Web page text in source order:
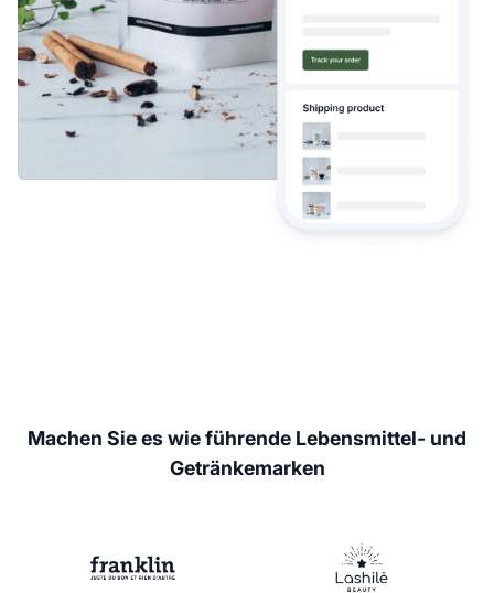
Machen Sie es wie führende Lebensmittel- und
Getränkemarken